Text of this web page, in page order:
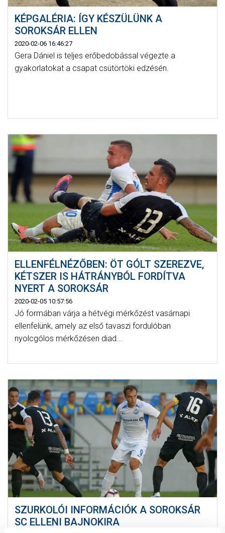
KÉPGALÉRIA: ÍGY KÉSZÜLÜNK A
SOROKSÁR ELLEN
2020-02-06 16:46:27
Gera Dániel is teljes erőbedobással végezte a
gyakorlatokat a csapat csütörtöki edzésén.
ELLENFÉLNÉZŐBEN: ÖT GÓLT SZEREZVE,
KÉTSZER IS HÁTRÁNYBÓL FORDÍTVA
NYERT A SOROKSÁR
2020-02-05 10:57:56
Jó formában várja a hétvégi mérkőzést vasárnapi
ellenfelünk, amely az első tavaszi fordulóban
nyolcgólos mérkőzésen diad...
SZURKOLÓI INFORMÁCIÓK A SOROKSÁR
SC ELLENI BAJNOKIRA